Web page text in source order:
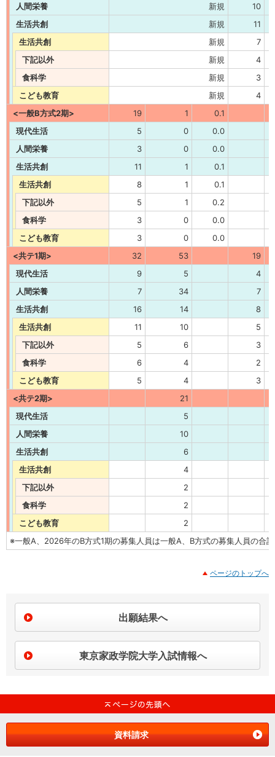
人間栄養
新規
10
生活共創
新規
11
生活共創
新規
7
下記以外
新規
4
食科学
新規
3
こども教育
新規
4
<一般B方式2期>
19 1
0.1
現代生活
5 0
0.0
人間栄養
3 0
0.0
生活共創
11 1
0.1
生活共創
8 1
0.1
下記以外
5 1
0.2
食科学
3 0
0.0
こども教育
3 0
0.0
<共テ1期>
32 53
19
現代生活
9 5
4
人間栄養
7 34
7
生活共創
16 14
8
生活共創
11 10
5
下記以外
5 6
3
食科学
6 4
2
こども教育
5 4
3
<共テ2期>
21
現代生活
5
人間栄養
10
生活共創
6
生活共創
4
下記以外
2
食科学
2
こども教育
2
※一般A、2026年のB方式1期の募集人員は一般A、B方式の募集人員の合
ページのトップへ
出願結果へ
東京家政学院大学入試情報へ
資料請求